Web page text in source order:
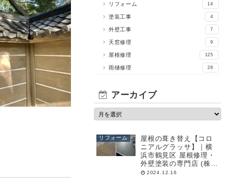
リフォーム 14
塗装工事 4
外壁工事 7
天窓修理 9
屋根修理 125
雨樋修理 28
アーカイブ
リフォーム
屋根の葺き替え【コロ
ニアルグラッサ】｜横
浜市鶴見区 屋根修理・
外壁塗装の専門店 (株)
成田屋商店
2024.12.16